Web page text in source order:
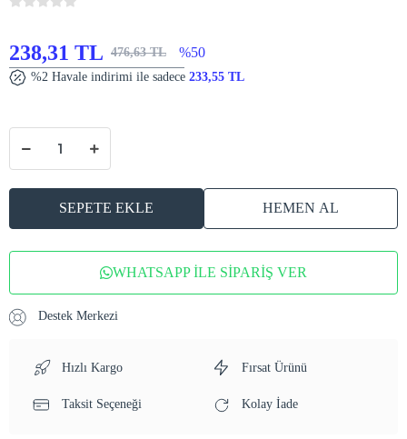
238,31 TL 476,63 TL %50
%2 Havale indirimi ile sadece 233,55 TL
SEPETE EKLE HEMEN AL
WHATSAPP İLE SİPARİŞ VER
Destek Merkezi
Hızlı Kargo Fırsat Ürünü
Taksit Seçeneği Kolay İade